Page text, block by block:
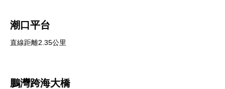
潮口平台
直線距離2.35公里
鵬灣跨海大橋